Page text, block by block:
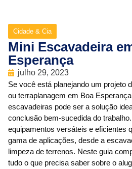
Cidade & Cia
Mini Escavadeira
Esperança
julho 29, 2023
Se você está planejando um projeto
ou terraplanagem em Boa
escavadeiras pode ser a solução
conclusão bem-sucedida do
equipamentos versáteis e eficientes
gama de aplicações, desde a
limpeza de terrenos. Neste guia
tudo o que precisa saber sobre o